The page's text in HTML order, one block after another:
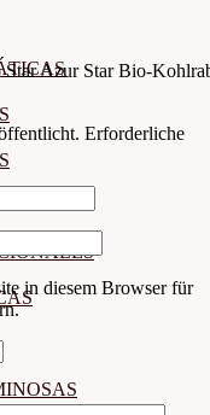
Star Azur Star Bio-
Erforderliche
in diesem Browser für